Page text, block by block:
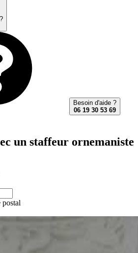
Besoin d'aide ?
06 19 30 53 69
un staffeur ornemaniste
postal